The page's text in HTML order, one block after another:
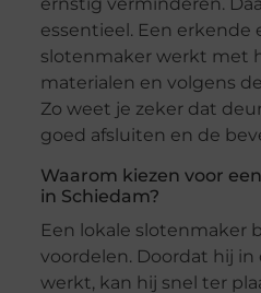
essentieel. Een erkende
slotenmaker werkt met
materialen en volgens
Zo weet je zeker dat
goed afsluiten en de
Waarom kiezen voor
in Schiedam?
Een lokale slotenmaker
voordelen. Doordat hij in
werkt, kan hij snel ter